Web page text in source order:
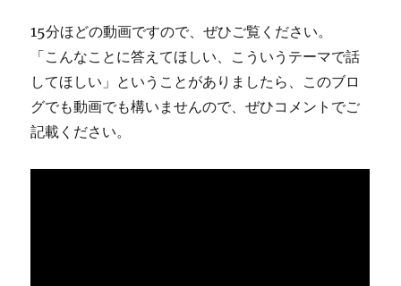
15分ほどの動画ですので、ぜひご覧ください。
「こんなことに答えてほしい、こういうテーマで話
してほしい」ということがありましたら、このブロ
グでも動画でも構いませんので、ぜひコメントでご
記載ください。